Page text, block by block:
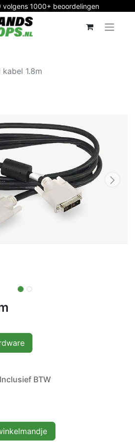
volgens 1000+ beoordelingen
kabel 1.8m
Inclusief BTW